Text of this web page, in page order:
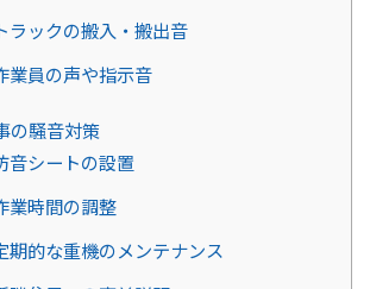
ラックの搬入・搬出音
業員の声や指示音
の騒音対策
音シートの設置
業時間の調整
期的な重機のメンテナンス